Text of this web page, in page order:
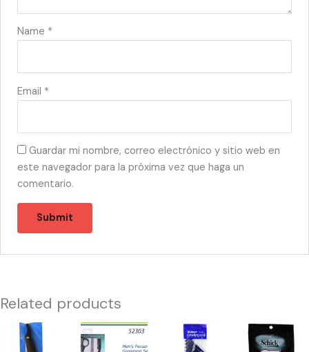
Name *
Email *
Guardar mi nombre, correo electrónico y sitio web en
este navegador para la próxima vez que haga un
comentario.
Related products
56462
52303
-
10042
10213